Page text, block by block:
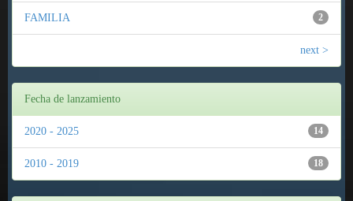
2
FAMILIA
next >
Fecha de lanzamiento
14
2020 - 2025
18
2010 - 2019